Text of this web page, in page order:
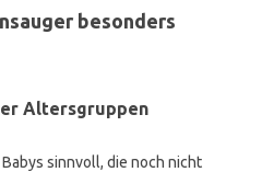
besonders
Altersgruppen
sinnvoll, die noch nicht